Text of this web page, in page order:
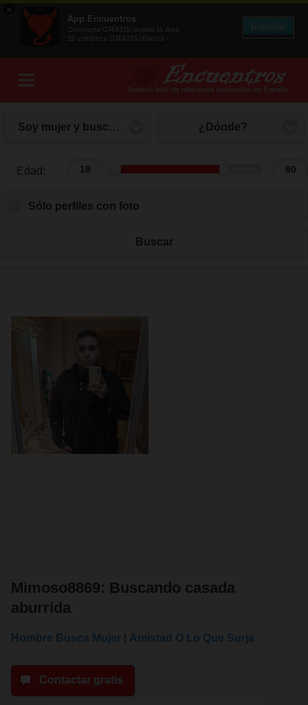
×
App Encuentros
Contacta GRATIS desde la App
25 créditos GRATIS diarios -
Soy mujer y busco hombre ¿Dónde?
Edad: Edad:
Sólo perfiles con foto
Buscar
Mimoso8869: Buscando casada
aburrida
Hombre Busca Mujer Amistad O Lo Que Surja
Contactar gratis